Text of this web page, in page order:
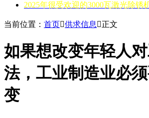
2025年很受欢迎的3000瓦激光除锈
当前位置： 首页供求信息 正文
如果想改变年轻人
法，工业制造业必
变